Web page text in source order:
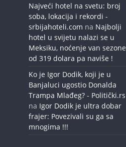
Najveći hotel na svetu: broj
soba, lokacija i rekordi -
srbijahoteli.com na Najbolji
hotel u svijetu nalazi se u
Meksiku, noćenje van sezone
od 319 dolara pa naviše !
Ko je Igor Dodik, koji je u
Banjaluci ugostio Donalda
Trampa Mlađeg? - Politički.rs
na Igor Dodik je ultra dobar
frajer: Povezivali su ga sa
mnogima !!!